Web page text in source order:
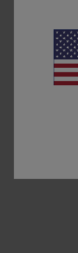
Alexandre